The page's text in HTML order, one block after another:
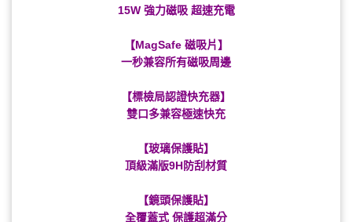
15W 強力磁吸 超速充電
【MagSafe 磁吸片】
一秒兼容所有磁吸周邊
【標檢局認證快充器】
雙口多兼容極速快充
【玻璃保護貼】
頂級滿版9H防刮材質
【鏡頭保護貼】
全覆蓋式 保護超滿分